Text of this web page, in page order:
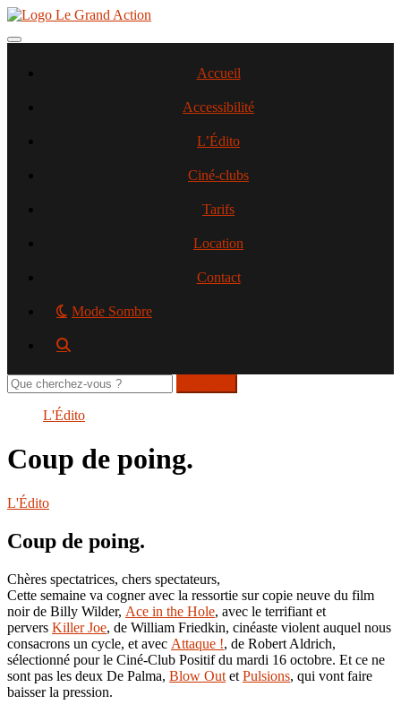
Aller
contenu
Toggle navigation
Accueil
Accessibilité
L’Édito
Ciné-clubs
Tarifs
Location
Contact
Mode Sombre
Rechercher
sur
L'Édito
Coup de poing.
L'Édito
Coup de poing.
Chères spectatrices, chers spectateurs,
Cette semaine va cogner avec la ressortie sur copie neuve du film
noir de Billy Wilder, Ace in the Hole, avec le terrifiant et
pervers Killer Joe, de William Friedkin, cinéaste violent auquel nous
consacrons un cycle, et avec Attaque !, de Robert Aldrich,
sélectionné pour le Ciné-Club Positif du mardi 16 octobre. Et ce ne
sont pas les deux De Palma, Blow Out et Pulsions, qui vont faire
baisser la pression.